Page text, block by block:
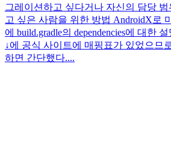
그레이션하고 싶다거나 자신의 담당
고 싶은 사람을 위한 방법 AndroidX로
에 build.gradle의 dependencies에 대한
↓에 공식 사이트에 매핑표가 있었으므
하면 간단했다....